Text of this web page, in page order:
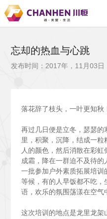
忘却的热血与心跳
发布时间：2017年，11月03日
落花辞了枝头，一叶更知秋
再过几日便是立冬，瑟瑟的
里，积聚，沉降，结成一
人的颜色，然后消散在彩虹
成霜，降在一群迫不及待
一批参加户外素质拓展培训
等候，有的人早饭都不吃，
语，欢乐的氛围荡漾在空气
这次培训的地点是龙里龙架